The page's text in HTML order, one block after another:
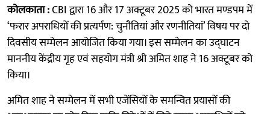
कोलकाता :CBI द्वारा 16 और 17 अक्टूबर 2025 को भारत मण्डपम में
‘फरार अपराधियों की प्रत्यर्पण: चुनौतियां और रणनीतियां’ विषय पर दो
दिवसीय सम्मेलन आयोजित किया गया। इस सम्मेलन का उद्घाटन
माननीय केंद्रीय गृह एवं सहयोग मंत्री श्री अमित शाह ने 16 अक्टूबर को
किया।
अमित शाह ने सम्मेलन में सभी एजेंसियों के समन्वित प्रयासों की